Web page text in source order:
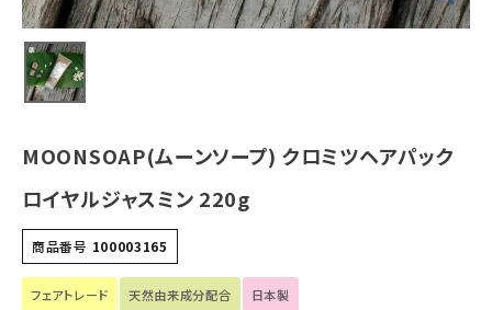
カテゴリーから探す
美容・コスメ・香水
衛生用品
日用品雑貨
フェムケア
MOONSOAP(ムーンソープ) クロミツヘアパック
ロイヤルジャスミン 220g
商品番号 100003165
フェアトレード 天然由来成分配合 日本製